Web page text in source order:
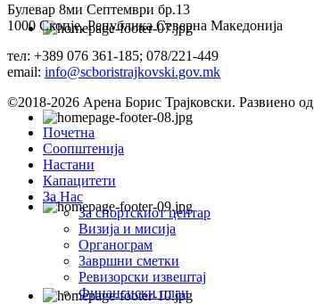
Булевар 8ми Септември бр.13
1000 Скопје, Република Северна Македонија
тел: +389 076 361-185; 078/221-449
email: info@scboristrajkovski.gov.mk
©2018-2026 Арена Борис Трајковски. Развиено од
Почетна
Соопштенија
Настани
Капацитети
За Нас
За спортскиот центар
Визија и мисија
Органограм
Завршни сметки
Ревизорски извештај
Финансиски план